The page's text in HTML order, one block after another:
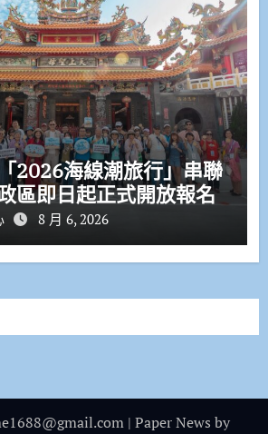
2026海線潮旅行」串聯
區即日起正式開放報名
8 月 6, 2026
| Paper News by